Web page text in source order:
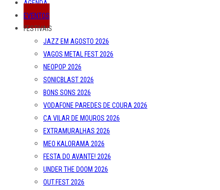
AGENDA
EVENTOS
FESTIVAIS
JAZZ EM AGOSTO 2026
VAGOS METAL FEST 2026
NEOPOP 2026
SONICBLAST 2026
BONS SONS 2026
VODAFONE PAREDES DE COURA 2026
CA VILAR DE MOUROS 2026
EXTRAMURALHAS 2026
MEO KALORAMA 2026
FESTA DO AVANTE! 2026
UNDER THE DOOM 2026
OUT.FEST 2026